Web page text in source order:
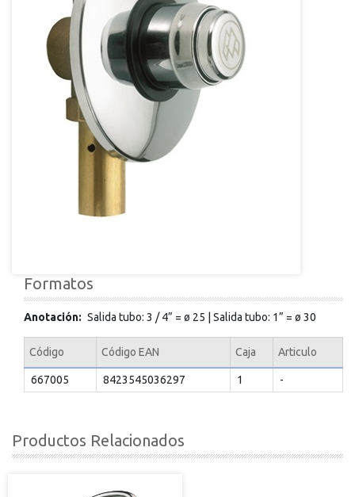
Formatos
Anotación Salida tubo: 3 / 4” = ø 25 | Salida tubo: 1” = ø 30
Código Código EAN Caja Articulo
667005 8423545036297 1 -
Productos Relacionados